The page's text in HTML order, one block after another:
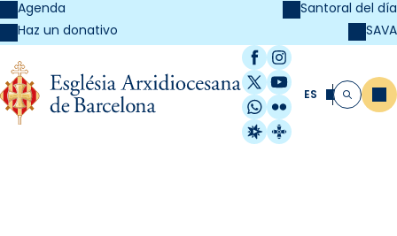
Agenda
Haz un donativo
Santoral del día
SAVA
Facebook
Instagram
X / Twitter
YouTube
WhatsApp
Flickr
Radio Estel
Catalunya
ES Buscar